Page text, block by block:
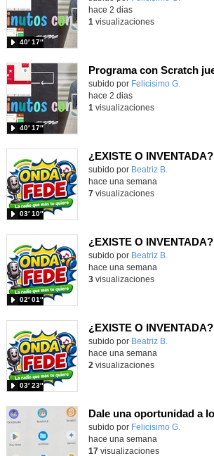
40′ 17″
hace 2 dias
1 visualizaciones
Contenido educativo.
subido por Felicisimo G.
40′ 17″
hace 2 dias
1 visualizaciones
¿EXISTE O INVENTADA?
Contenido educativo.
subido por Beatriz B.
03′ 10″
hace una semana
7visualizaciones
¿EXISTE O INVENTADA?
Contenido educativo.
subido por Beatriz B.
02′ 01″
hace una semana
3visualizaciones
¿EXISTE O INVENTADA?
Contenido educativo.
subido por Beatriz B.
03′ 23″
hace una semana
2 visualizaciones
Contenido educativo.
subido por Felicisimo G.
hace una semana
17visualizaciones